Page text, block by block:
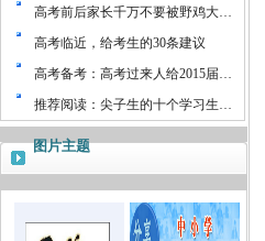
高考前后家长千万不要被野鸡大…
高考临近，给考生的30条建议
高考备考：高考过来人给2015届…
推荐阅读：尖子生的十个学习生…
图片主题